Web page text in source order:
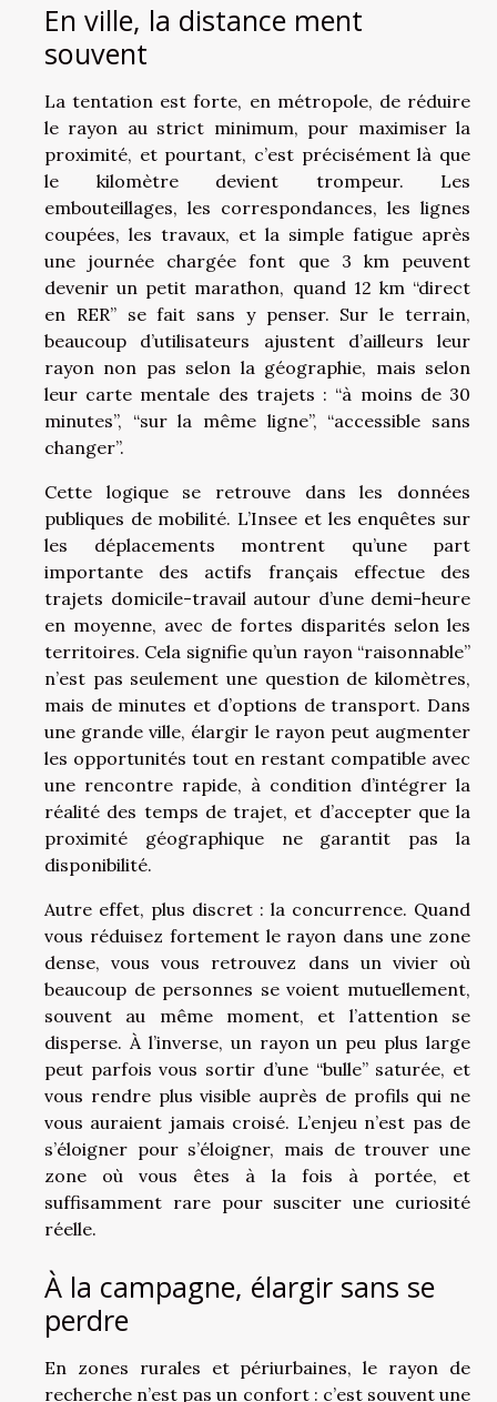
En ville, la distance ment
souvent
La tentation est forte, en métropole, de réduire
le rayon au strict minimum, pour maximiser la
proximité, et pourtant, c’est précisément là que
le kilomètre devient trompeur. Les
embouteillages, les correspondances, les lignes
coupées, les travaux, et la simple fatigue après
une journée chargée font que 3 km peuvent
devenir un petit marathon, quand 12 km “direct
en RER” se fait sans y penser. Sur le terrain,
beaucoup d’utilisateurs ajustent d’ailleurs leur
rayon non pas selon la géographie, mais selon
leur carte mentale des trajets : “à moins de 30
minutes”, “sur la même ligne”, “accessible sans
changer”.
Cette logique se retrouve dans les données
publiques de mobilité. L’Insee et les enquêtes sur
les déplacements montrent qu’une part
importante des actifs français effectue des
trajets domicile-travail autour d’une demi-heure
en moyenne, avec de fortes disparités selon les
territoires. Cela signifie qu’un rayon “raisonnable”
n’est pas seulement une question de kilomètres,
mais de minutes et d’options de transport. Dans
une grande ville, élargir le rayon peut augmenter
les opportunités tout en restant compatible avec
une rencontre rapide, à condition d’intégrer la
réalité des temps de trajet, et d’accepter que la
proximité géographique ne garantit pas la
disponibilité.
Autre effet, plus discret : la concurrence. Quand
vous réduisez fortement le rayon dans une zone
dense, vous vous retrouvez dans un vivier où
beaucoup de personnes se voient mutuellement,
souvent au même moment, et l’attention se
disperse. À l’inverse, un rayon un peu plus large
peut parfois vous sortir d’une “bulle” saturée, et
vous rendre plus visible auprès de profils qui ne
vous auraient jamais croisé. L’enjeu n’est pas de
s’éloigner pour s’éloigner, mais de trouver une
zone où vous êtes à la fois à portée, et
suffisamment rare pour susciter une curiosité
réelle.
À la campagne, élargir sans se
perdre
En zones rurales et périurbaines, le rayon de
recherche n’est pas un confort : c’est souvent une